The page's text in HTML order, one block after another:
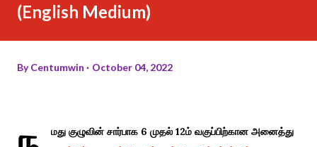
(English Medium)
ByCentumwin October 04, 2022
மது குழுவின் சார்பாக 6 முதல் 12ம் வகுப்பிற்கான அனைத்து